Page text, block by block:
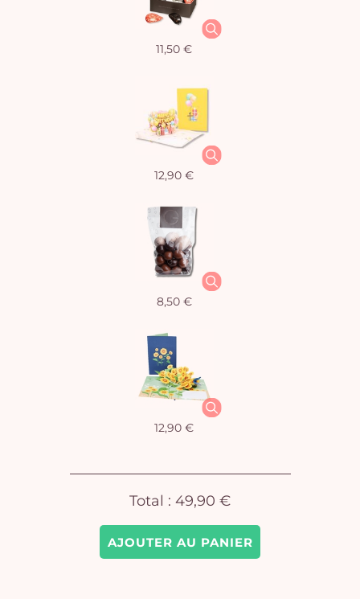
AJOUTER AU PANIER
11,50 €
12,90 €
8,50 €
12,90 €
Total : 49,90 €